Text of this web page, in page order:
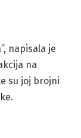
napisala je
na
su joj brojni